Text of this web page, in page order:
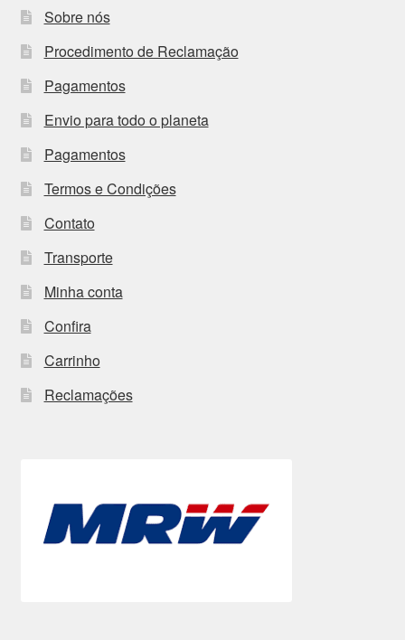
Sobre nós
Procedimento de Reclamação
Pagamentos
Envio para todo o planeta
Pagamentos
Termos e Condições
Contato
Transporte
Minha conta
Confira
Carrinho
Reclamações